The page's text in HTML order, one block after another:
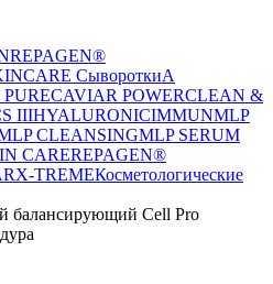
REPAGEN®
СывороткиA
PURECAVIAR POWERCLEAN &
IIIHYALURONICIMMUNMLP
CLEANSINGMLP SERUM
CAREREPAGEN®
X-TREMEКосметологические
балансирующий Cell Pro